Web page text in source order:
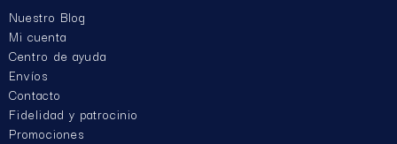
Nuestro Blog
Mi cuenta
Centro de ayuda
Envíos
Contacto
Fidelidad y patrocinio
Promociones